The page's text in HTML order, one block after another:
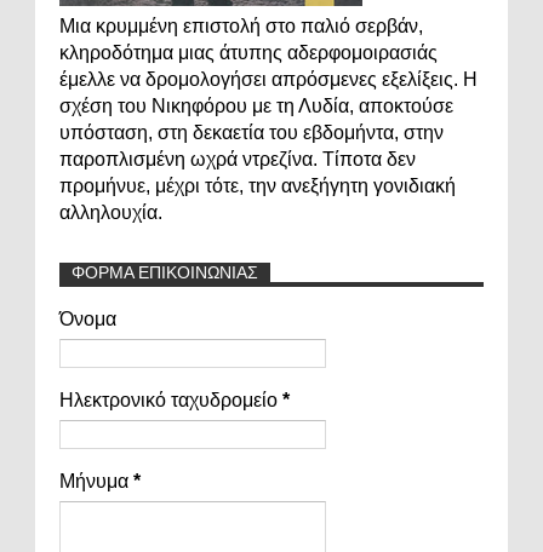
Μια κρυμμένη επιστολή στο παλιό σερβάν,
κληροδότημα μιας άτυπης αδερφομοιρασιάς
έμελλε να δρομολογήσει απρόσμενες εξελίξεις. Η
σχέση του Νικηφόρου με τη Λυδία, αποκτούσε
υπόσταση, στη δεκαετία του εβδομήντα, στην
παροπλισμένη ωχρά ντρεζίνα. Τίποτα δεν
προμήνυε, μέχρι τότε, την ανεξήγητη γονιδιακή
αλληλουχία.
ΦΟΡΜΑ ΕΠΙΚΟΙΝΩΝΙΑΣ
Όνομα
Ηλεκτρονικό ταχυδρομείο *
Μήνυμα *